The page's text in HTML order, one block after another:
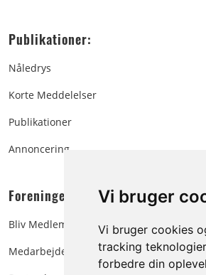
Vi bruger
Vi bruger cookies
tracking
forbedre din
Publikationer:
Nåledrys
Korte Meddelelser
Publikationer
Annoncering
Foreningen:
Bliv Medlem
Medarbejdere